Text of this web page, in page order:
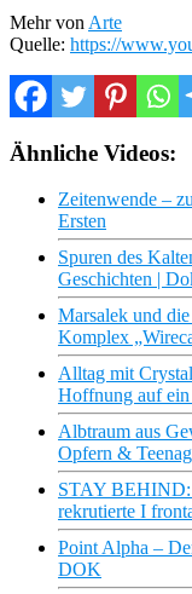
Mehr von Arte
Quelle: https://
Ähnliche Videos:
Zeitenwende –
Ersten
Spuren des
Geschichten |
Marsalek und
Komplex
Alltag mit
Hoffnung auf ein
Albtraum aus
Opfern &
STAY BEHIND:
rekrutierte I
Point Alpha –
DOK